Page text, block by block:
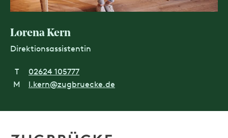
Lorena Kern
Direktionsassistentin
T
02624 105777
M
l.kern@zugbruecke.de